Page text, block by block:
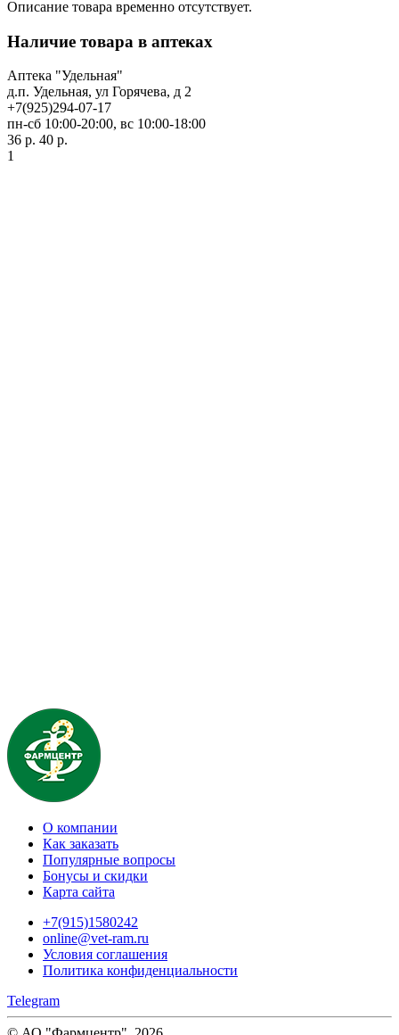
Описание товара временно отсутствует.
Наличие товара в аптеках
Аптека "Удельная"
д.п. Удельная, ул Горячева, д 2
+7(925)294-07-17
пн-сб 10:00-20:00, вс 10:00-18:00
36 р. 40 р.
1
О компании
Как заказать
Популярные вопросы
Бонусы и скидки
Карта сайта
+7(915)1580242
online@vet-ram.ru
Условия соглашения
Политика конфиденциальности
Telegram